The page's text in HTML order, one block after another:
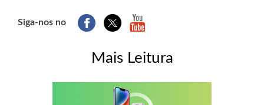
Siga-nos no
Mais Leitura